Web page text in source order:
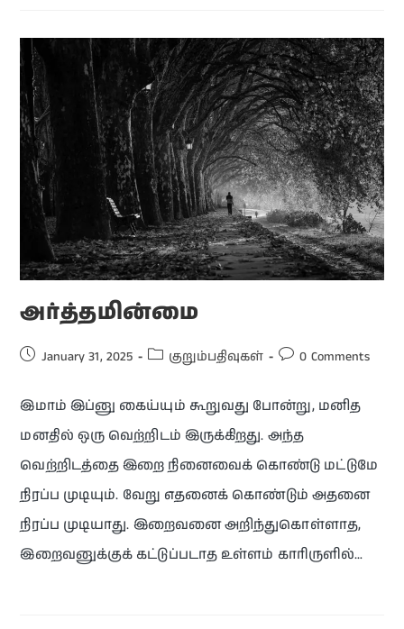
அர்த்தமின்மை
January 31, 2025 குறும்பதிவுகள் 0 Comments
இமாம் இப்னு கைய்யும் கூறுவது போன்று, மனித
மனதில் ஒரு வெற்றிடம் இருக்கிறது. அந்த
வெற்றிடத்தை இறை நினைவைக் கொண்டு மட்டுமே
நிரப்ப முடியும். வேறு எதனைக் கொண்டும் அதனை
நிரப்ப முடியாது. இறைவனை அறிந்துகொள்ளாத,
இறைவனுக்குக் கட்டுப்படாத உள்ளம் காரிருளில்…